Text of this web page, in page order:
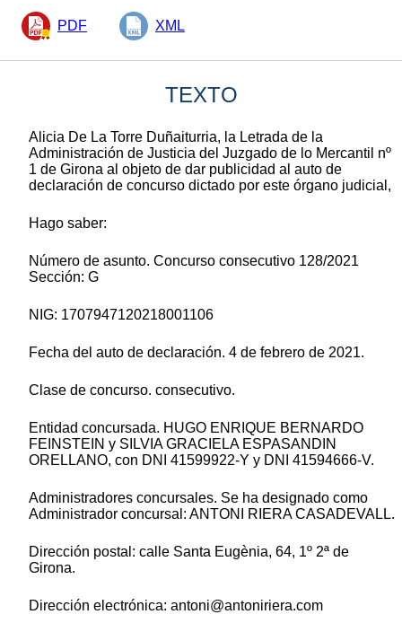
PDF XML
TEXTO
Alicia De La Torre Duñaiturria, la Letrada de la
Administración de Justicia del Juzgado de lo Mercantil nº
1 de Girona al objeto de dar publicidad al auto de
declaración de concurso dictado por este órgano judicial,
Hago saber:
Número de asunto. Concurso consecutivo 128/2021
Sección: G
NIG: 1707947120218001106
Fecha del auto de declaración. 4 de febrero de 2021.
Clase de concurso. consecutivo.
Entidad concursada. HUGO ENRIQUE BERNARDO
FEINSTEIN y SILVIA GRACIELA ESPASANDIN
ORELLANO, con DNI 41599922-Y y DNI 41594666-V.
Administradores concursales. Se ha designado como
Administrador concursal: ANTONI RIERA CASADEVALL.
Dirección postal: calle Santa Eugènia, 64, 1º 2ª de
Girona.
Dirección electrónica: antoni@antoniriera.com